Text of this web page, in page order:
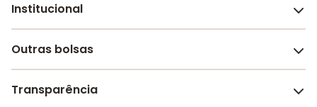
Melhores escolas de São Paulo
Escolas por cidade e bairro
Institucional
Sobre o Melhor Escola
Revista Melhor Escola
Outras bolsas
Faculdades e universidades
Transparência